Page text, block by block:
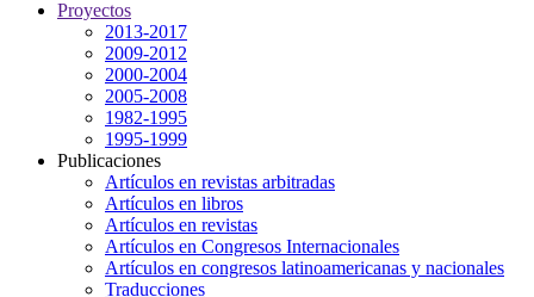
Proyectos
2013-2017
2009-2012
2000-2004
2005-2008
1982-1995
1995-1999
Publicaciones
Artículos en revistas arbitradas
Artículos en libros
Artículos en revistas
Artículos en Congresos Internacionales
Artículos en congresos latinoamericanas y nacionales
Traducciones